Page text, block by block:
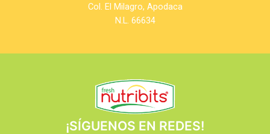
Col. El Milagro, Apodaca
N.L. 66634
¡SÍGUENOS EN REDES!